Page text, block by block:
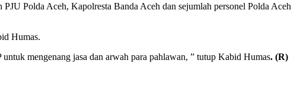
Polda Aceh, Kapolresta Banda Aceh dan sejumlah personel Polda Aceh
Humas.
mengenang jasa dan arwah para pahlawan, ” tutup Kabid Humas. (R)